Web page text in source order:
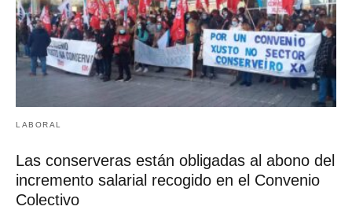
LABORAL
Las conserveras están obligadas al abono del
incremento salarial recogido en el Convenio
Colectivo